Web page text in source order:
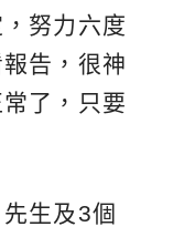
努力六度
告，很神
了，只要
生及3個